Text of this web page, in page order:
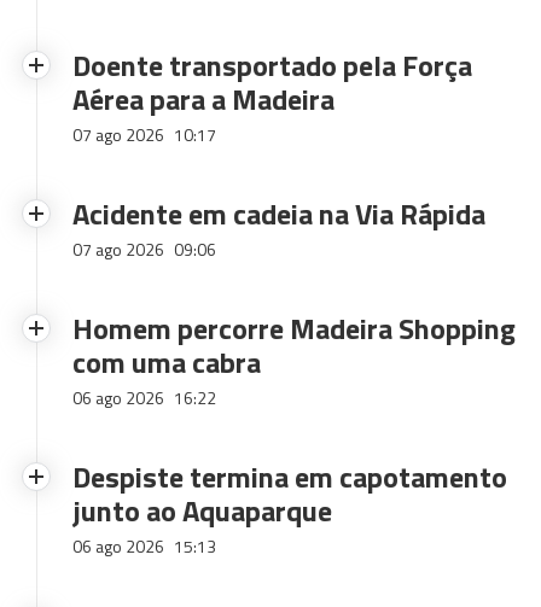
Doente transportado pela Força
Aérea para a Madeira
07 ago 2026 10:17
Acidente em cadeia na Via Rápida
07 ago 2026 09:06
Homem percorre Madeira Shopping
com uma cabra
06 ago 2026 16:22
Despiste termina em capotamento
junto ao Aquaparque
06 ago 2026 15:13